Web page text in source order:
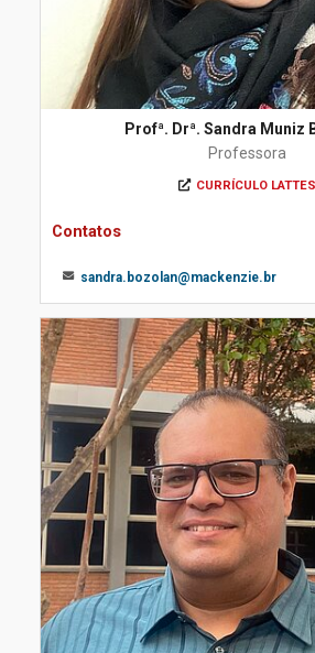
Profª. Drª. Sandra Muniz
Professora
CURRÍCULO LATTES
Contatos
sandra.bozolan@mackenzie.br